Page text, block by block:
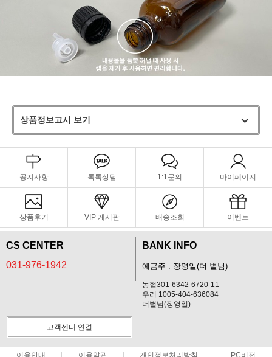
상품정보고시 보기
공지사항 톡톡상담 1:1문의 마이페이지
상품후기 VIP 게시판 배송조회 이벤트
CS CENTER
031-976-1942
BANK INFO
예금주 : 장영일(더 별님)
농협301-6342-6720-11
우리 1005-404-636084
더별님(장영일)
고객센터 연결
이용안내 이용약관 개인정보처리방침 PC버전